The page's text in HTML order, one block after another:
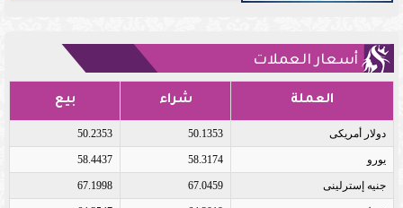
أسعار العملات
العملة شراء بيع
دولار أمريكى 50.1353
50.2353
يورو 58.3174
58.4437
جنيه إسترلينى 67.0459
67.1998